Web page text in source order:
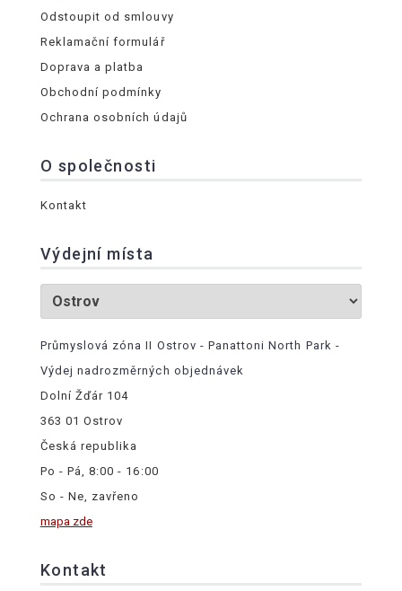
Odstoupit od smlouvy
Reklamační formulář
Doprava a platba
Obchodní podmínky
Ochrana osobních údajů
O společnosti
Kontakt
Výdejní místa
Průmyslová zóna II Ostrov - Panattoni North Park -
Výdej nadrozměrných objednávek
Dolní Žďár 104
363 01 Ostrov
Česká republika
Po - Pá, 8:00 - 16:00
So - Ne, zavřeno
mapa zde
Kontakt